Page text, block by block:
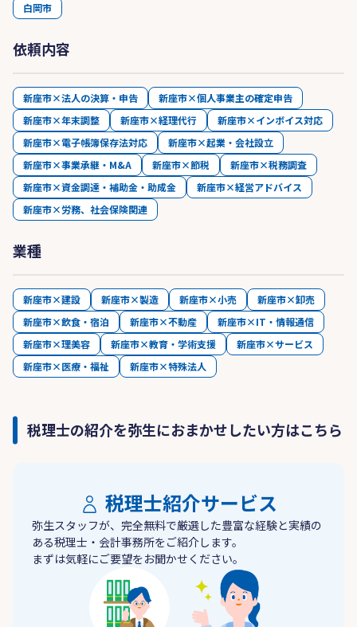
白岡市
依頼内容
新座市×法人の決算・申告
新座市×個人事業主の確定申告
新座市×年末調整
新座市×経理代行
新座市×インボイス対応
新座市×電子帳簿保存法対応
新座市×起業・会社設立
新座市×事業承継・M&A
新座市×節税
新座市×税務調査
新座市×資金調達・補助金・助成金
新座市×経営アドバイス
新座市×労務、社会保険関連
業種
新座市×建設 新座市×製造 新座市×小売
新座市×卸売
新座市×飲食・宿泊
新座市×不動産
新座市×IT・情報通信
新座市×理美容
新座市×教育・学術支援
新座市×サービス
新座市×医療・福祉
新座市×特殊法人
税理士の紹介を弥生におまかせしたい方はこちら
税理士紹介サービス
弥生スタッフが、完全無料で厳選した豊富な経験と実績の
ある税理士・会計事務所をご紹介します。
まずは気軽にご要望をお聞かせください。